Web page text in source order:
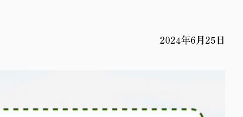
加
2024年6月25日